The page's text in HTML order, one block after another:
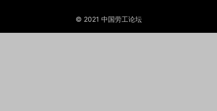
© 2021 中国劳工论坛